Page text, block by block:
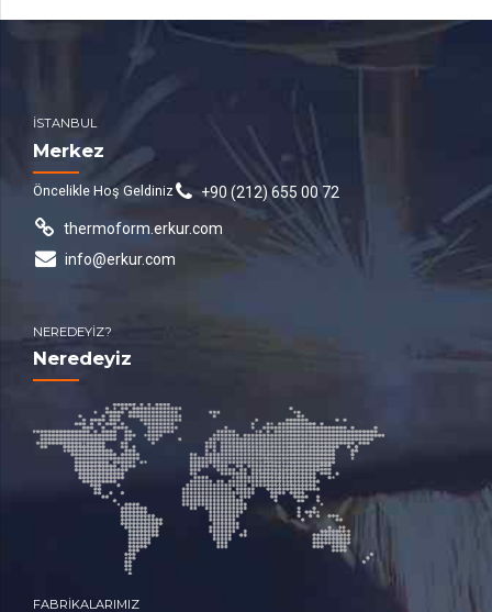
İSTANBUL
Merkez
Öncelikle Hoş Geldiniz +90 (212) 655 00 72
thermoform.erkur.com
info@erkur.com
NEREDEYİZ?
Neredeyiz
FABRİKALARIMIZ